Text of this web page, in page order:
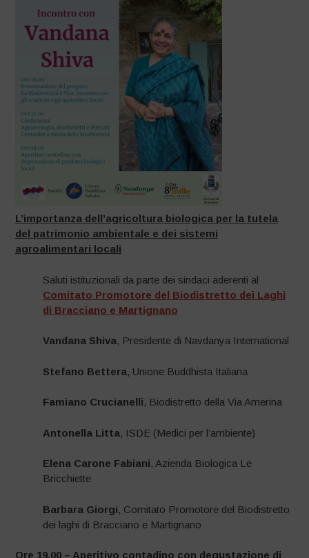
L’importanza dell’agricoltura biologica per la tutela
del patrimonio ambientale e dei sistemi
agroalimentari locali
Saluti istituzionali da parte dei sindaci aderenti al
Comitato Promotore del Biodistretto dei Laghi
di Bracciano e Martignano
Vandana Shiva, Presidente di Navdanya International
Stefano Bettera, Unione Buddhista Italiana
Famiano Crucianelli, Biodistretto della Via Amerina
Antonella Litta, ISDE (Medici per l’ambiente)
Elena Carone Fabiani, Azienda Biologica Le
Bricchiette
Barbara Giorgi, Comitato Promotore del Biodistretto
dei laghi di Bracciano e Martignano
Ore 19.00 – Aperitivo contadino con degustazione di